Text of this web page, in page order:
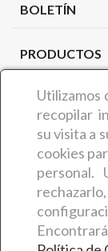
BOLETÍN
PRODUCTOS
NUESTRA
COMERCIAL
una empresa
ofrece a sus
con la
comenzó su
Utilizamos
recopilar
su visita a
cookies
personal.